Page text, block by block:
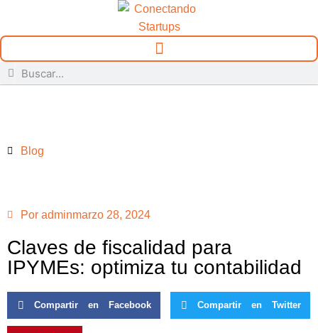
Blog
Por adminmarzo 28, 2024
Claves de fiscalidad para
IPYMEs: optimiza tu contabilidad
Compartir en Facebook Compartir en Twitter